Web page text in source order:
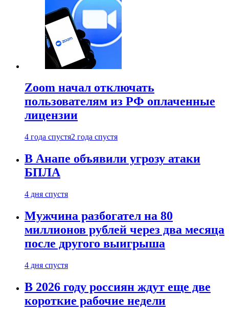
Zoom начал отключать
пользователям из РФ оплаченные
лицензии
4 года спустя2 года спустя
В Анапе объявили угрозу атаки
БПЛА
4 дня спустя
Мужчина разбогател на 80
миллионов рублей через два месяца
после другого выигрыша
4 дня спустя
В 2026 году россиян ждут еще две
короткие рабочие недели